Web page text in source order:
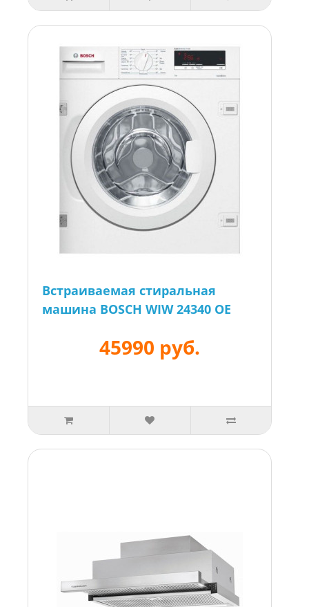
Встраиваемая стиральная
машина BOSCH WIW 24340 OE
45990 руб.